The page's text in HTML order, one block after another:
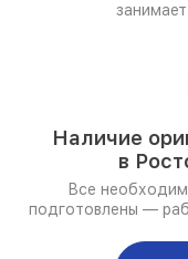
Наличие
в
Все
подготовлены —